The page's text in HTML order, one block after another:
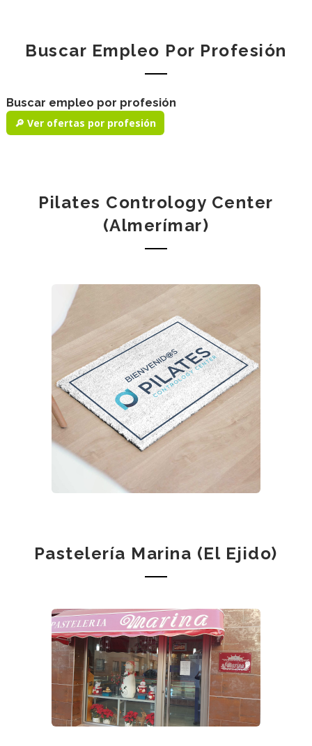
Buscar Empleo Por Profesión
Buscar empleo por profesión
🔎 Ver ofertas por profesión
Pilates Contrology Center
(Almerímar)
Pastelería Marina (El Ejido)